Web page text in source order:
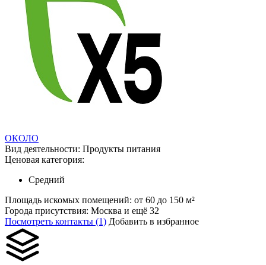
ОКОЛО
Вид деятельности: Продукты питания
Ценовая категория:
Средний
Площадь искомых помещений: от 60 до 150 м²
Города присутствия: Москва и ещё 32
Посмотреть контакты (1) Добавить в избранное